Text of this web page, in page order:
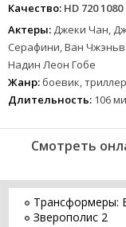
Качество: HD 720 1080
Актеры: Джеки Чан,
Серафини, Ван
Надин Леон Гобе
Жанр: боевик, триллер
Длительность: 106
Смотреть
Трансформеры:
Зверополис 2